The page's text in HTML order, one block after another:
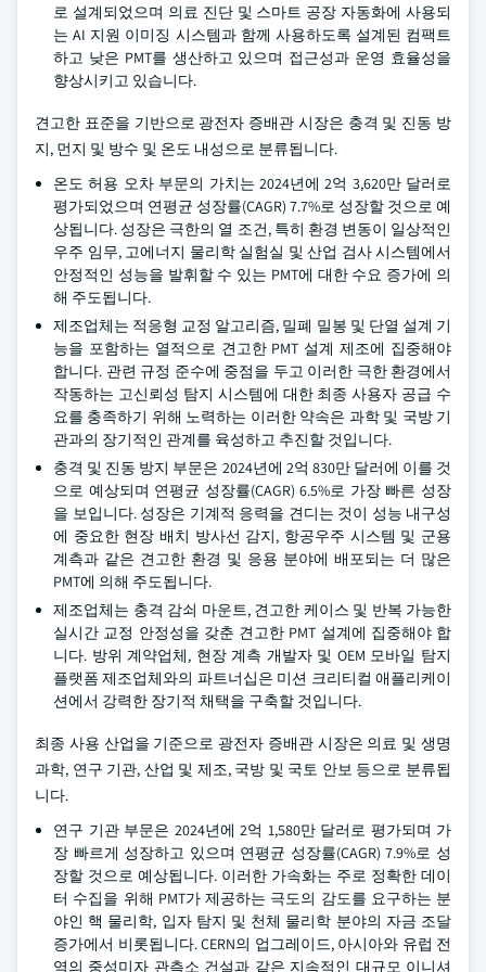
로 설계되었으며 의료 진단 및 스마트 공장 자동화에 사용되
는 AI 지원 이미징 시스템과 함께 사용하도록 설계된 컴팩트
하고 낮은 PMT를 생산하고 있으며 접근성과 운영 효율성을
향상시키고 있습니다.
견고한 표준을 기반으로 광전자 증배관 시장은 충격 및 진동 방
지, 먼지 및 방수 및 온도 내성으로 분류됩니다.
온도 허용 오차 부문의 가치는 2024년에 2억 3,620만 달러로
평가되었으며 연평균 성장률(CAGR) 7.7%로 성장할 것으로 예
상됩니다. 성장은 극한의 열 조건, 특히 환경 변동이 일상적인
우주 임무, 고에너지 물리학 실험실 및 산업 검사 시스템에서
안정적인 성능을 발휘할 수 있는 PMT에 대한 수요 증가에 의
해 주도됩니다.
제조업체는 적응형 교정 알고리즘, 밀폐 밀봉 및 단열 설계 기
능을 포함하는 열적으로 견고한 PMT 설계 제조에 집중해야
합니다. 관련 규정 준수에 중점을 두고 이러한 극한 환경에서
작동하는 고신뢰성 탐지 시스템에 대한 최종 사용자 공급 수
요를 충족하기 위해 노력하는 이러한 약속은 과학 및 국방 기
관과의 장기적인 관계를 육성하고 추진할 것입니다.
충격 및 진동 방지 부문은 2024년에 2억 830만 달러에 이를 것
으로 예상되며 연평균 성장률(CAGR) 6.5%로 가장 빠른 성장
을 보입니다. 성장은 기계적 응력을 견디는 것이 성능 내구성
에 중요한 현장 배치 방사선 감지, 항공우주 시스템 및 군용
계측과 같은 견고한 환경 및 응용 분야에 배포되는 더 많은
PMT에 의해 주도됩니다.
제조업체는 충격 감쇠 마운트, 견고한 케이스 및 반복 가능한
실시간 교정 안정성을 갖춘 견고한 PMT 설계에 집중해야 합
니다. 방위 계약업체, 현장 계측 개발자 및 OEM 모바일 탐지
플랫폼 제조업체와의 파트너십은 미션 크리티컬 애플리케이
션에서 강력한 장기적 채택을 구축할 것입니다.
최종 사용 산업을 기준으로 광전자 증배관 시장은 의료 및 생명
과학, 연구 기관, 산업 및 제조, 국방 및 국토 안보 등으로 분류됩
니다.
연구 기관 부문은 2024년에 2억 1,580만 달러로 평가되며 가
장 빠르게 성장하고 있으며 연평균 성장률(CAGR) 7.9%로 성
장할 것으로 예상됩니다. 이러한 가속화는 주로 정확한 데이
터 수집을 위해 PMT가 제공하는 극도의 감도를 요구하는 분
야인 핵 물리학, 입자 탐지 및 천체 물리학 분야의 자금 조달
증가에서 비롯됩니다. CERN의 업그레이드, 아시아와 유럽 전
역의 중성미자 관측소 건설과 같은 지속적인 대규모 이니셔